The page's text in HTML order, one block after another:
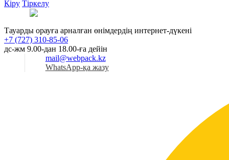
Кіру Тіркелу
Тауарды орауға арналған өнімдердің интернет-дүкені
+7 (727) 310-85-06
дс-жм 9.00-дан 18.00-ға дейін
mail@webpack.kz
WhatsApp-қа жазу